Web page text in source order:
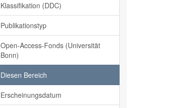
Klassifikation (DDC)
Publikationstyp
Open-Access-Fonds (Universität
Bonn)
Diesen Bereich
Erscheinungsdatum